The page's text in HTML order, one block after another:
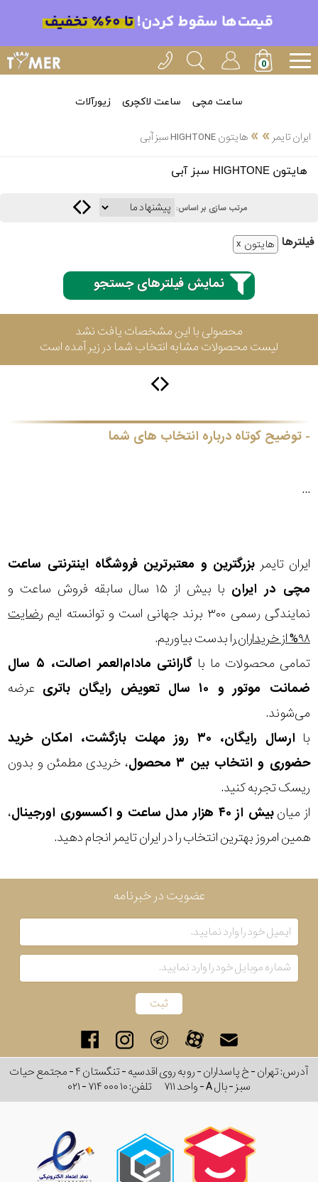
ساعت مچی ساعت لاکچری زیورآلات
ایران تایمر »
» هایتون HIGHTONE سبز آبی
هایتون HIGHTONE سبز آبی
مرتب سازی بر اساس:
فیلتر‌ها هایتون
نمایش فیلترهای جستجو
محصولی با این مشخصات یافت نشد
لیست محصولات مشابه انتخاب شما در زیر آمده است
توضیح کوتاه درباره انتخاب های شما
...
ایران تایمر بزرگترین و معتبرترین فروشگاه اینترنتی ساعت
مچی در ایران
با بیش از ۱۵ سال سابقه فروش ساعت و
نمایندگی رسمی ۳۰۰ برند جهانی است و توانسته ایم
رضایت
۹۸% از خریداران
را بدست بیاوریم.
تمامی محصولات ما با
گارانتی مادام‌العمر اصالت، ۵ سال
ضمانت موتور و ۱۰ سال تعویض رایگان باتری
عرضه
می‌شوند.
با
ارسال رایگان، ۳۰ روز مهلت بازگشت، امکان خرید
حضوری و انتخاب بین ۳ محصول
، خریدی مطمئن و بدون
ریسک تجربه کنید.
از میانبیش از ۴۰ هزار مدل ساعت و اکسسوری اورجینال
،
همین امروز بهترین انتخاب را در ایران تایمر انجام دهید.
انتخاب
بین 3
3
پی
باتری
هایتون
بیشتر...
نوع
محصول
جنس
بکاررفته
بکار
رفته
منبع
کشور
برند
سایز
بند
عضویت در خبرنامه
آدرس: تهران - خ پاسداران - رو به روی اقدسیه - تنگستان ۴ - مجتمع حیات
سبز - بال A - واحد ۷۱۱
تلفن:۰۲۱ - ۷۱۴ ۰۰۰ ۱۰